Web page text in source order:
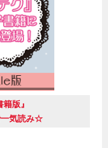
版』
一気読み☆